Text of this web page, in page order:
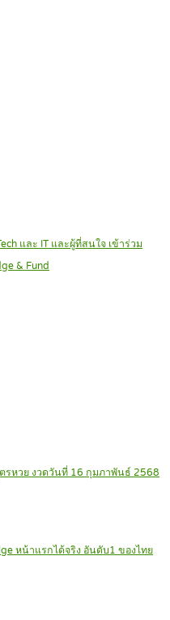
และ IT และผู้ที่สนใจ เข้าร่วม
& Fund
รหวย งวดวันที่ 16 กุมภาพันธ์ 2568
หน้าแรกได้จริง อันดับ1 ของไทย